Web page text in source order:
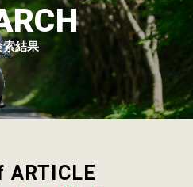
索結果
ARTICLE